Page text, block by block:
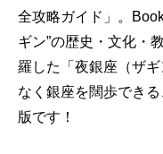
全攻略ガイド」。
ギン”の歴史・文化・
羅した「夜銀座（ザ
なく銀座を闊歩でき
版です！